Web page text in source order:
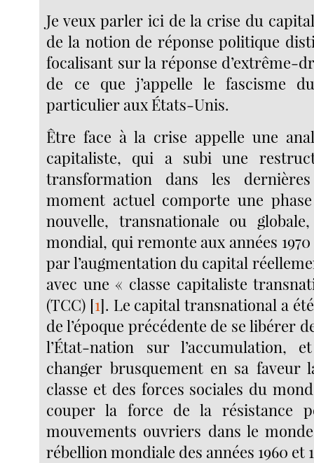
Je veux parler ici de la crise du
de la notion de réponse politique
focalisant sur la réponse d’extrême-
de ce que j’appelle le fascisme
particulier aux États-Unis.
Être face à la crise appelle une
capitaliste, qui a subi une
transformation dans les
moment actuel comporte une
nouvelle, transnationale ou
mondial, qui remonte aux années
par l’augmentation du capital
avec une « classe capitaliste
(TCC) [1]. Le capital transnational a
de l’époque précédente de se libérer
l’État-nation sur l’accumulation,
changer brusquement en sa faveur
classe et des forces sociales du
couper la force de la résistance
mouvements ouvriers dans le
rébellion mondiale des années 1960 et